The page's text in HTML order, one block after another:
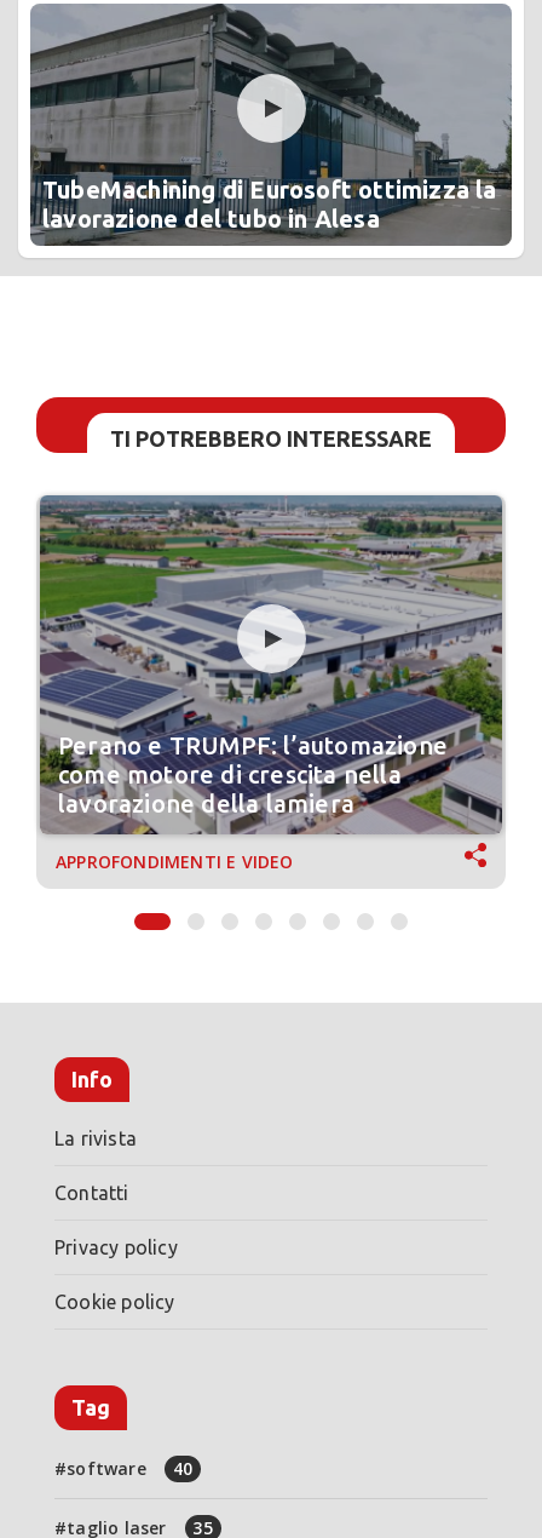
TubeMachining di Eurosoft ottimizza la
lavorazione del tubo in Alesa
TI POTREBBERO INTERESSARE
Perano e TRUMPF: l’automazione
come motore di crescita nella
lavorazione della lamiera
APPROFONDIMENTI E VIDEO
Info
La rivista
Contatti
Privacy policy
Cookie policy
Tag
software 40
taglio laser 35